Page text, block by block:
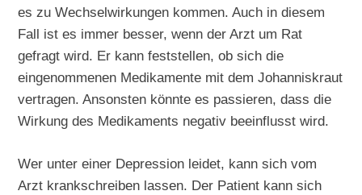
es zu Wechselwirkungen kommen. Auch in diesem
Fall ist es immer besser, wenn der Arzt um Rat
gefragt wird. Er kann feststellen, ob sich die
eingenommenen Medikamente mit dem Johanniskraut
vertragen. Ansonsten könnte es passieren, dass die
Wirkung des Medikaments negativ beeinflusst wird.
Wer unter einer Depression leidet, kann sich vom
Arzt krankschreiben lassen. Der Patient kann sich